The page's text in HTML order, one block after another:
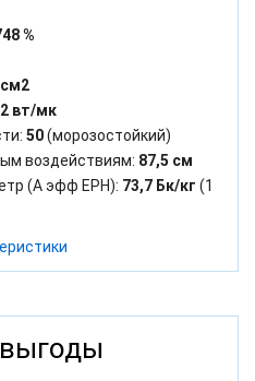
%
вт/мк
50(морозостойкий)
воздействиям: 87,5 см
(А эфф ЕРН): 73,7 Бк/кг (1